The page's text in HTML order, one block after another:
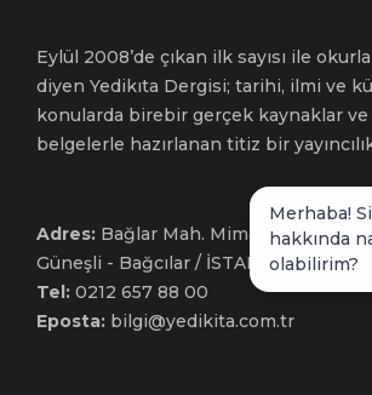
Eylül 2008’de çıkan ilk sayısı ile
diyen Yedikıta Dergisi; tarihi, ilmi ve
konularda birebir gerçek kaynaklar
belgelerle hazırlanan titiz bir
Adres: Bağlar Mah. Mimar Sinan Cad.
Güneşli - Bağcılar / İSTANBUL
Tel: 0212 657 88 00
Eposta: bilgi@yedikita.com.tr
Merhaba!
hakkında
olabilirim?